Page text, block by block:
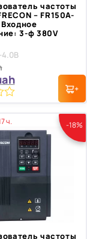
частоты
– FR150A-
3-ф 380V
4.0B
ч. -18%
частоты